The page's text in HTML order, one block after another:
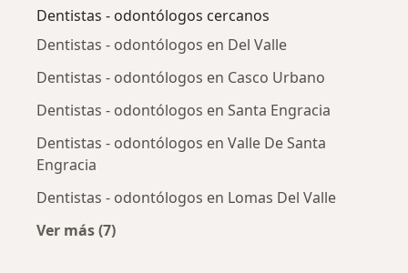
Dentistas - odontólogos cercanos
Dentistas - odontólogos en Del Valle
Dentistas - odontólogos en Casco Urbano
Dentistas - odontólogos en Santa Engracia
Dentistas - odontólogos en Valle De Santa
Engracia
Dentistas - odontólogos en Lomas Del Valle
Ver más (7)